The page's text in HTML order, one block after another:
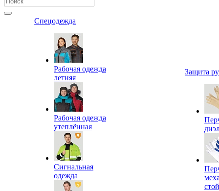
Спецодежда
Рабочая одежда
летняя
Рабочая одежда
утеплённая
Сигнальная
одежда
Защита